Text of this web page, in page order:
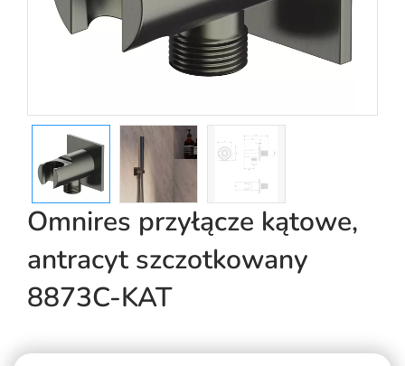
Omnires przyłącze kątowe,
antracyt szczotkowany
8873C-KAT